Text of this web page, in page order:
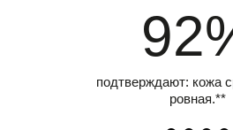
подтверждают: кожа
ровная.**